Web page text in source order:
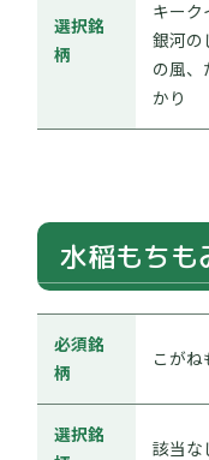
選択銘
柄
キーク
銀河の
の風、
かり
水稲もちも
必須銘
柄
こがね
選択銘
該当な